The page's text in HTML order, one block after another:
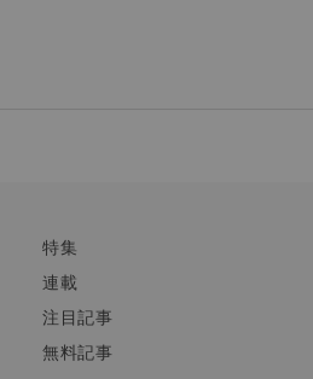
特集
連載
注目記事
無料記事